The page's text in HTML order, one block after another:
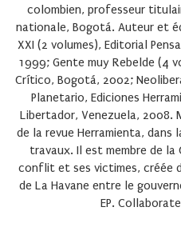
colombien, professeur
nationale, Bogotá. Auteur et
XXI (2 volumes), Editorial
1999; Gente muy Rebelde (4
Crítico, Bogotá, 2002;
Planetario, Ediciones
Libertador, Venezuela, 2008.
de la revue Herramienta, dans
travaux. Il est membre de la
conflit et ses victimes, créée
de La Havane entre le
EP.